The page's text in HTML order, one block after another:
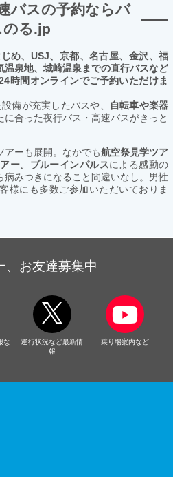
バスの予約ならバ
のる.jp
め、USJ、京都、名古屋、金沢、福
温泉地、城崎温泉までの直行バスなど
時間オンラインでご予約いただけま
備が充実したバスや、
自転車や楽器
に合った夜行バス・高速バスがきっと
アーも展開。なかでも航空祭見学ツア
ー。ブルーインパルスによる感動の
病みつきになること間違いなし。男性
様にも多数ご参加いただいておりま
、お友達募集中
な
運行状況など最新情
報
乗り場案内など